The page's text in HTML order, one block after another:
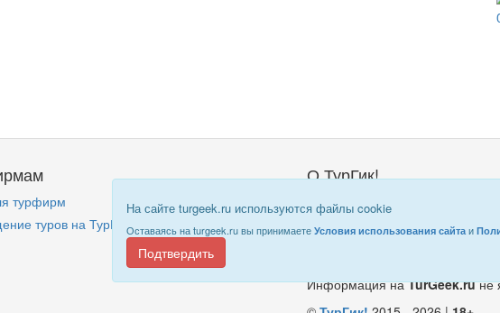
На сайте turgeek.ru используются файлы cookie
Оставаясь на turgeek.ru вы принимаете Условия использования сайта и
Подтвердить
турфирм
туров на ТурГик!
О ТурГик!
Кто такой ТурГик?
Правовая информация
Информация наTurGeek.ruне